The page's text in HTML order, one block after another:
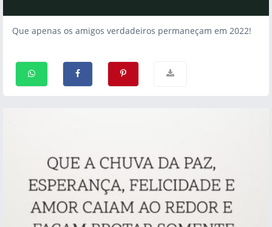
Que apenas os amigos verdadeiros permaneçam em 2022!